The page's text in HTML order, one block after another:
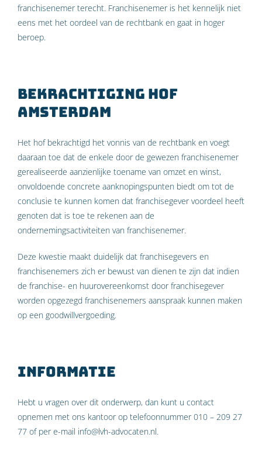
franchisenemer terecht. Franchisenemer is het kennelijk niet
eens met het oordeel van de rechtbank en gaat in hoger
beroep.
Bekrachtiging hof
Amsterdam
Het hof bekrachtigd het vonnis van de rechtbank en voegt
daaraan toe dat de enkele door de gewezen franchisenemer
gerealiseerde aanzienlijke toename van omzet en winst,
onvoldoende concrete aanknopingspunten biedt om tot de
conclusie te kunnen komen dat franchisegever voordeel heeft
genoten dat is toe te rekenen aan de
ondernemingsactiviteiten van franchisenemer.
Deze kwestie maakt duidelijk dat franchisegevers en
franchisenemers zich er bewust van dienen te zijn dat indien
de franchise- en huurovereenkomst door franchisegever
worden opgezegd franchisenemers aanspraak kunnen maken
op een goodwillvergoeding.
Informatie
Hebt u vragen over dit onderwerp, dan kunt u contact
opnemen met ons kantoor op telefoonnummer 010 – 209 27
77 of per e-mail info@lvh-advocaten.nl.